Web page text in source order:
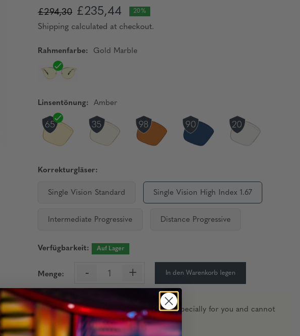
£294,30 £235,44 20%
Shipping calculated at checkout.
Rahmenfarbe: Gold Marble
Linsentönung: Amber
Korrekturgläser:
Single Vision Standard Single Vision High Index 1.67
Intermediate Progressive Distance Progressive
Verfügbarkeit: Auf Lager
Menge: - + In den Warenkorb legen
Prescription glasses are made to measure specially for you and cannot
be returned or exchanged.